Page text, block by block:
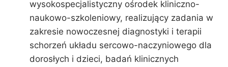
wysokospecjalistyczny ośrodek kliniczno-
naukowo-szkoleniowy, realizujący zadania w
zakresie nowoczesnej diagnostyki i terapii
schorzeń układu sercowo-naczyniowego dla
dorosłych i dzieci, badań klinicznych